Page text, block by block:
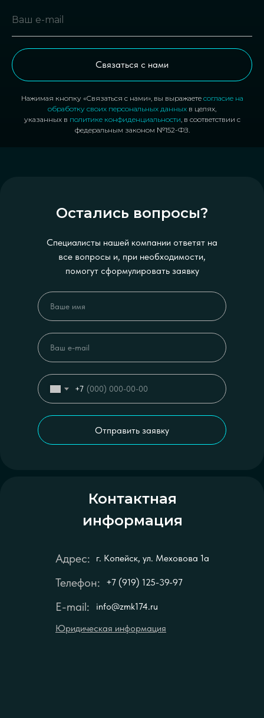
Связаться с нами
Нажимая кнопку «Связаться с нами», вы выражаете согласие на
обработку своих персональных данных в целях,
указанных в политике конфиденциальности , в соответствии с
федеральным законом №152-ФЗ.
Адрес: г. Копейск, ул. Меховова 1а
Юридическая информация
E-mail: info@zmk174.ru
Телефон: +7 (919) 125-39-97
Контактная
информация
Специалисты нашей компании ответят на
все вопросы и, при необходимости,
помогут сформулировать заявку
Остались вопросы?
+7
Отправить заявку